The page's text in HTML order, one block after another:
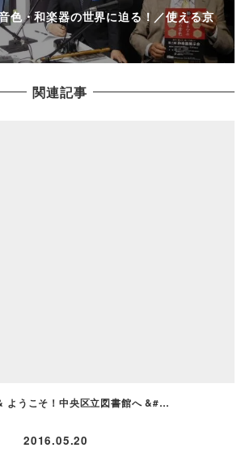
色・和楽器の世界に迫る！／使える京
関連記事
ようこそ！中央区立図書館へ &#…
2016.05.20